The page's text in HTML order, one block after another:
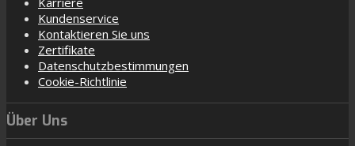
Kundenservice
Kontaktieren Sie uns
Zertifikate
Datenschutzbestimmungen
Cookie-Richtlinie
Über Uns